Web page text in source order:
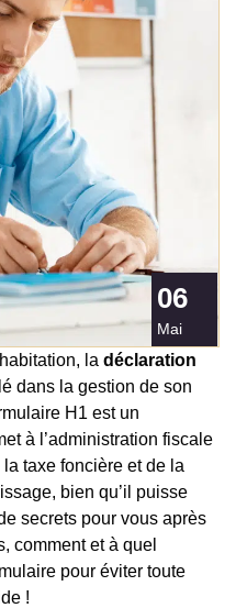
06
Mai
la déclaration
dans la gestion de son
H1 est un
à l’administration fiscale
taxe foncière et de la
bien qu’il puisse
secrets pour vous après
comment et à quel
pour éviter toute
!